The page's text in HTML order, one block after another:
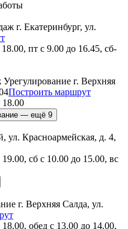
г. Екатеринбург, ул.
пт с 9.00 до 16.45, сб-
Урегулирование г. Верхняя
Построить маршрут
18.00
— ещё 9
ул. Красноармейская, д. 4,
сб с 10.00 до 15.00, вс
г. Верхняя Салда, ул.
обед с 13.00 до 14.00,